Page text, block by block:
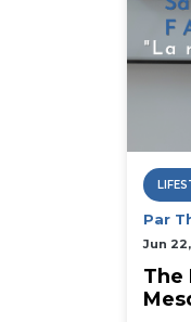
Par
Jun
The